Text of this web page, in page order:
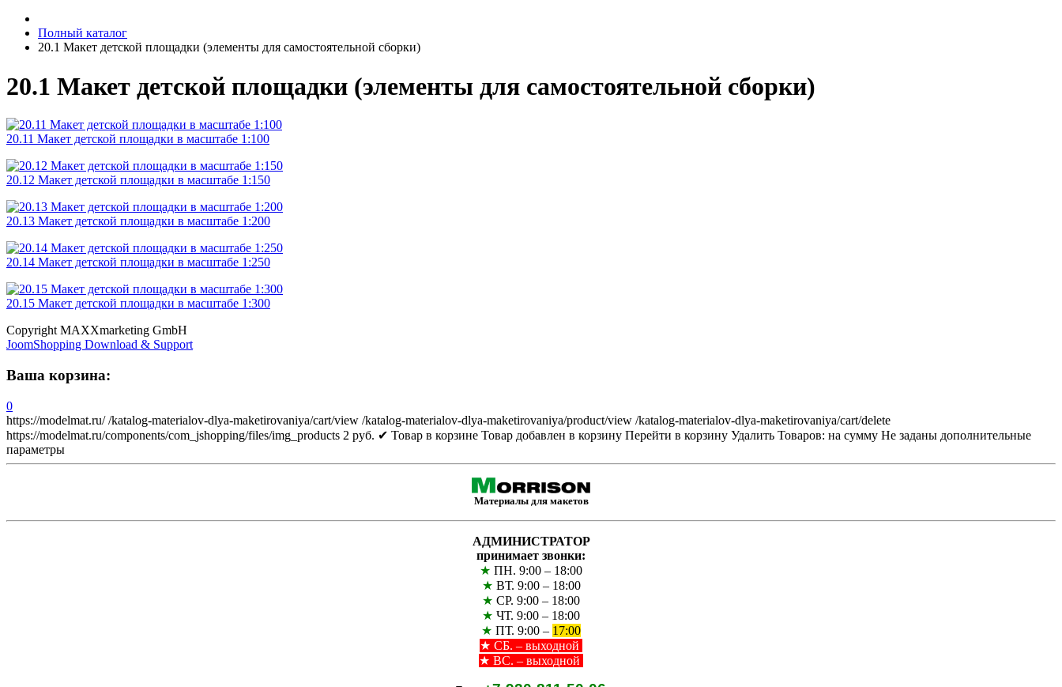
Полный каталог
20.1 Макет детской площадки (элементы для самостоятельной сборки)
20.1 Макет детской площадки (элементы для самостоятельной сборки)
20.11 Макет детской площадки в масштабе 1:100
20.12 Макет детской площадки в масштабе 1:150
20.13 Макет детской площадки в масштабе 1:200
20.14 Макет детской площадки в масштабе 1:250
20.15 Макет детской площадки в масштабе 1:300
Copyright MAXXmarketing GmbH
JoomShopping Download & Support
Ваша корзина:
0
https://modelmat.ru/ /katalog-materialov-dlya-maketirovaniya/cart/view /katalog-materialov-dlya-maketirovaniya/product/view /katalog-materialov-dlya-maketirovaniya/cart/delete
https://modelmat.ru/components/com_jshopping/files/img_products 2 руб. ✔ Товар в корзине Товар добавлен в корзину Перейти в корзину Удалить Товаров: на сумму Не заданы дополнительные
параметры
Материалы для макетов
АДМИНИСТРАТОР
принимает звонки:
★ ПН. 9:00 – 18:00
★ ВТ. 9:00 – 18:00
★ СР. 9:00 – 18:00
★ ЧТ. 9:00 – 18:00
★ ПТ. 9:00 – 17:00
★ СБ. – выходной
★ ВС. – выходной